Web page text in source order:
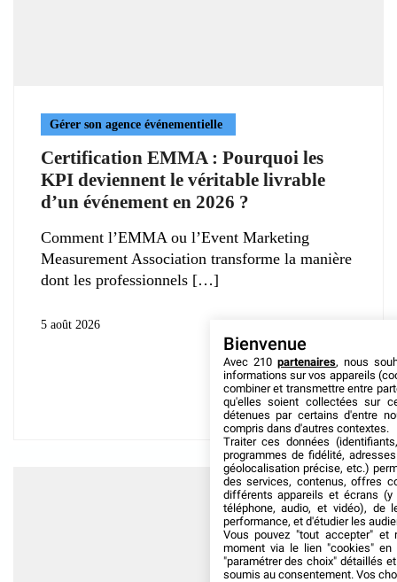
Gérer son agence événementielle
Certification EMMA : Pourquoi les
KPI deviennent le véritable livrable
d’un événement en 2026 ?
Comment l’EMMA ou l’Event Marketing
Measurement Association transforme la manière
dont les professionnels
5 août 2026
Bienvenue
Avec 210 partenaires, nous
informations sur vos appareils
combiner et transmettre entre
qu'elles soient collectées sur
détenues par certains d'entre
compris dans d'autres contextes.
Traiter ces données
programmes de fidélité,
géolocalisation précise, etc.)
des services, contenus, offres
différents appareils et écrans (y
téléphone, audio, et vidéo), de
performance, et d'étudier les
Vous pouvez "tout accepter" et
moment via le lien "cookies" en
"paramétrer des choix" détaillés
soumis au consentement. Vos